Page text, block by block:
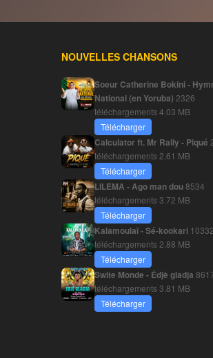
NOUVELLES CHANSONS
Soeur Catherine Bokini -
National (en Yoruba) 2326
téléchargements4.03 MB
Télécharger
Calculator ft. Mr Rally - Piqué
téléchargements 2.61 MB
Télécharger
LILEMA - Ago man dou8534
téléchargements3.72 MB
Télécharger
Kalamoulaï - Sé-kookari 10332
téléchargements 2.88 MB
Télécharger
Swite Monde - Édjè gladja
téléchargements3.81 MB
Télécharger